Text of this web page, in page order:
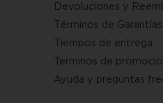
Devoluciones y
Términos de Garantías
Tiempos de entrega
Terminos de
Ayuda y preguntas